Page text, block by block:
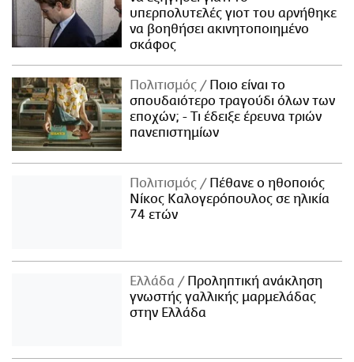
υπερπολυτελές γιοτ του αρνήθηκε
να βοηθήσει ακινητοποιημένο
σκάφος
Πολιτισμός
Ποιο είναι το
σπουδαιότερο τραγούδι όλων των
εποχών; - Τι έδειξε έρευνα τριών
πανεπιστημίων
Πολιτισμός
Πέθανε ο ηθοποιός
Νίκος Καλογερόπουλος σε ηλικία
74 ετών
Ελλάδα
Προληπτική ανάκληση
γνωστής γαλλικής μαρμελάδας
στην Ελλάδα